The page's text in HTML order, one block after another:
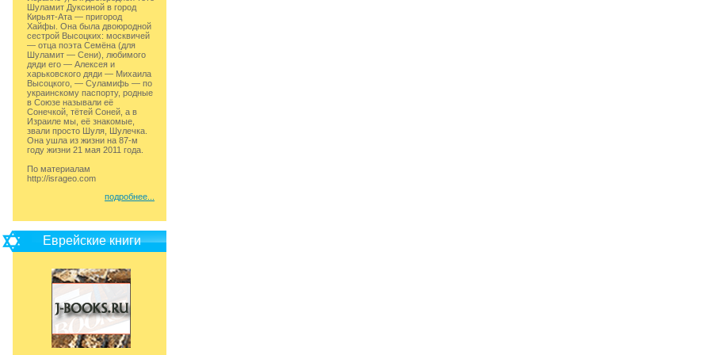
Шуламит Дуксиной в город
Кирьят-Ата — пригород
Хайфы. Она была двоюродной
сестрой Высоцких: москвичей
— отца поэта Семёна (для
Шуламит — Сени), любимого
дяди его — Алексея и
харьковского дяди — Михаила
Высоцкого, — Суламифь — по
украинскому паспорту, родные
в Союзе называли её
Сонечкой, тётей Соней, а в
Израиле мы, её знакомые,
звали просто Шуля, Шулечка.
Она ушла из жизни на 87-м
году жизни 21 мая 2011 года.
По материалам
http://isrageo.com
подробнее...
Еврейские книги